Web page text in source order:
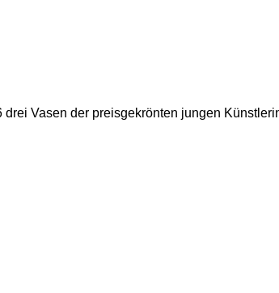
Vasen der preisgekrönten jungen